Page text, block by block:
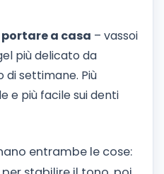
a casa – vassoi
più delicato da
di settimane. Più
e più facile sui denti
entrambe le cose: